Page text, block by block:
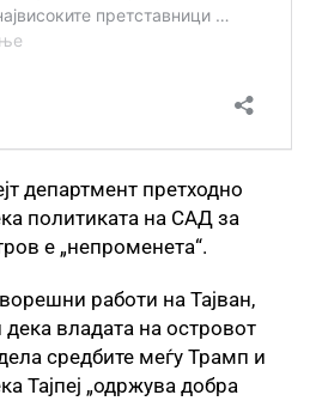
департмент претходно
политиката на САД за
е „непроменета“.
работи на Тајван,
дека владата на островот
средбите меѓу Трамп и
Тајпеј „одржува добра